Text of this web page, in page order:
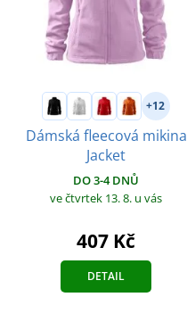
+12
Dámská fleecová mikina
Jacket
DO 3-4 DNŮ
ve čtvrtek 13. 8. u vás
407 Kč
DETAIL